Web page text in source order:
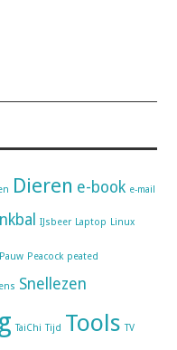
Dieren e-book e-mail
IJsbeer Laptop Linux
Pauw Peacock peated
Snellezen
TaiChi Tijd Tools TV